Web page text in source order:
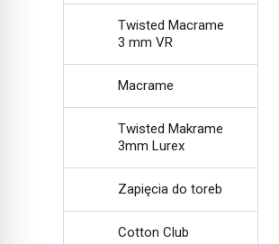
Twisted Macrame
3 mm VR
Macrame
Twisted Makrame
3mm Lurex
Zapięcia do toreb
Cotton Club